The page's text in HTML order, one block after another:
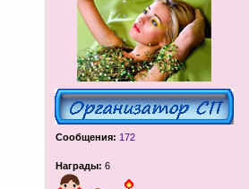
Сообщения: 172
Награды: 6